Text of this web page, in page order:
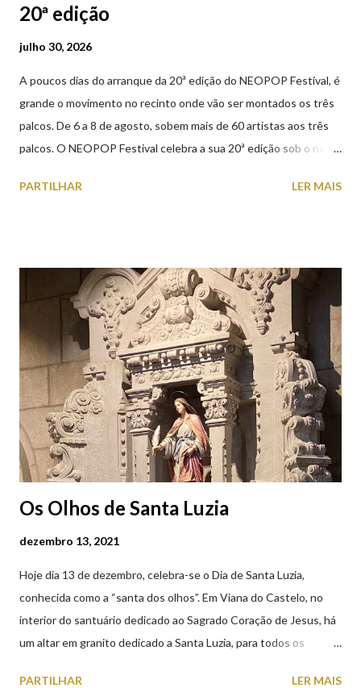
20ª edição
julho 30, 2026
A poucos dias do arranque da 20ª edição do NEOPOP Festival, é
grande o movimento no recinto onde vão ser montados os três
palcos. De 6 a 8 de agosto, sobem mais de 60 artistas aos três
palcos. O NEOPOP Festival celebra a sua 20ª edição sob o nome
Portugal e um dos mais prestigiados da Europa, atrai milhares de
PARTILHAR LER MAIS
Os Olhos de Santa Luzia
dezembro 13, 2021
Hoje dia 13 de dezembro, celebra-se o Dia de Santa Luzia,
conhecida como a “santa dos olhos”. Em Viana do Castelo, no
interior do santuário dedicado ao Sagrado Coração de Jesus, há
um altar em granito dedicado a Santa Luzia, para todos os
PARTILHAR LER MAIS